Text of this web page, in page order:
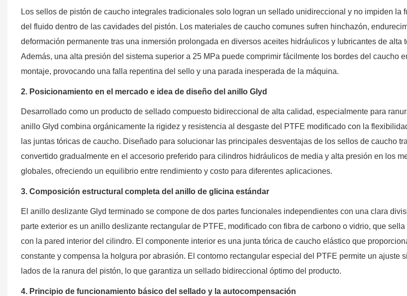
Los sellos de pistón de caucho integrales tradicionales solo logran un sellado unidireccional y no impiden la
del fluido dentro de las cavidades del pistón. Los materiales de caucho comunes sufren hinchazón,
deformación permanente tras una inmersión prolongada en diversos aceites hidráulicos y lubricantes de alta
Además, una alta presión del sistema superior a 25 MPa puede comprimir fácilmente los bordes del caucho
montaje, provocando una falla repentina del sello y una parada inesperada de la máquina.
2. Posicionamiento en el mercado e idea de diseño del anillo Glyd
Desarrollado como un producto de sellado compuesto bidireccional de alta calidad, especialmente para
anillo Glyd combina orgánicamente la rigidez y resistencia al desgaste del PTFE modificado con la
las juntas tóricas de caucho. Diseñado para solucionar las principales desventajas de los sellos de caucho
convertido gradualmente en el accesorio preferido para cilindros hidráulicos de media y alta presión en los
globales, ofreciendo un equilibrio entre rendimiento y costo para diferentes aplicaciones.
3. Composición estructural completa del anillo de glicina estándar
El anillo deslizante Glyd terminado se compone de dos partes funcionales independientes con una clara
parte exterior es un anillo deslizante rectangular de PTFE, modificado con fibra de carbono o vidrio, que
con la pared interior del cilindro. El componente interior es una junta tórica de caucho elástico que
constante y compensa la holgura por abrasión. El contorno rectangular especial del PTFE permite un ajuste
lados de la ranura del pistón, lo que garantiza un sellado bidireccional óptimo del producto.
4. Principio de funcionamiento básico del sellado y la autocompensación